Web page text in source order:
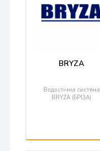
BRYZA
Водостічна система
BRYZA (БРІЗА)